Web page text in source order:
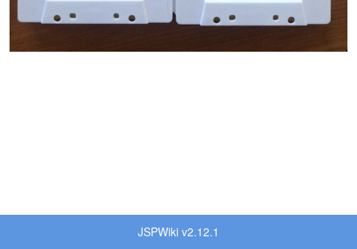
JSPWiki v2.12.1